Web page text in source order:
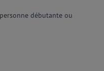
débutante ou